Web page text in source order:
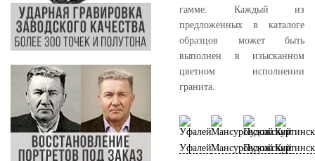
гамме. Каждый из
предложенных в каталоге
образцов может быть
выполнен в изысканном
цветном исполнении
гранита.
УфалейМансуровский
Пудожский